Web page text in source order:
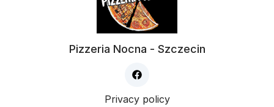
Pizzeria Nocna - Szczecin
Privacy policy